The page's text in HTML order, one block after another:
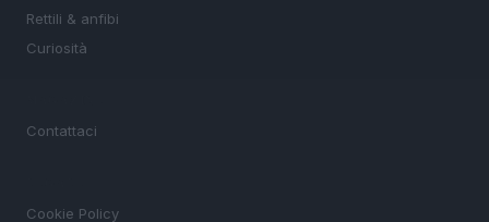
Rettili & anfibi
Curiosità
Contattaci
Cookie Policy